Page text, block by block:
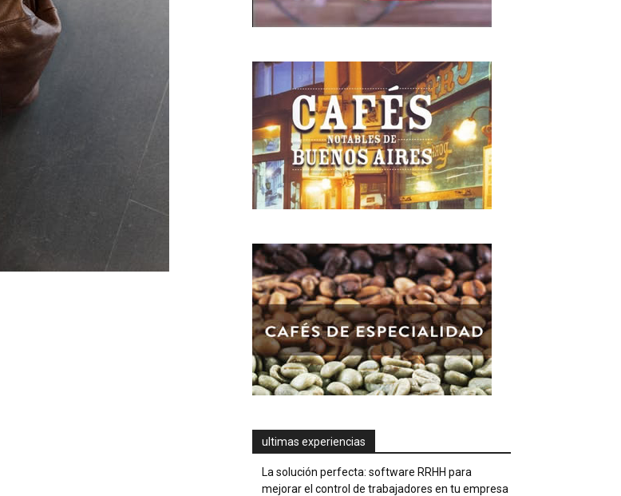
ultimas experiencias
La solución perfecta: software RRHH para
mejorar el control de trabajadores en tu empresa